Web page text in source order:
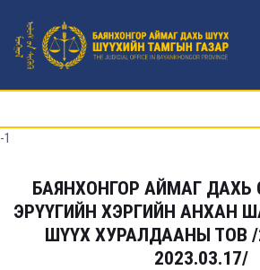
-1
БАЯНХОНГОР АЙМАГ
ЭРҮҮГИЙН ХЭРГИЙН АНХАН
ШҮҮХ ХУРАЛДААНЫ ТОВ /
2023.03.17/